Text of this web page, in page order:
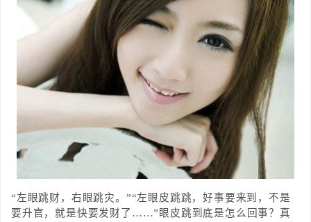
“左眼跳财，右眼跳灾。”“左眼皮跳跳，好事要来到，不是
要升官，就是快要发财了……”眼皮跳到底是怎么回事？真